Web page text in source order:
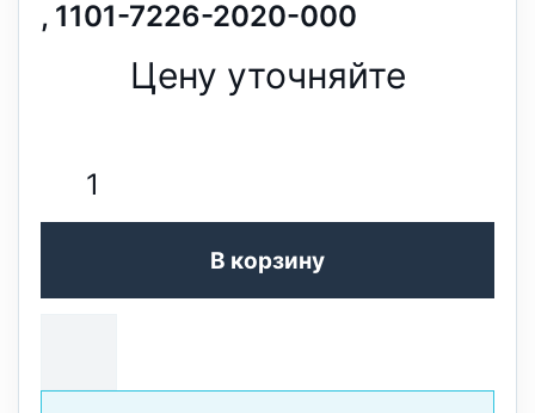
, 1101-7226-2020-000
Цену уточняйте
В корзину